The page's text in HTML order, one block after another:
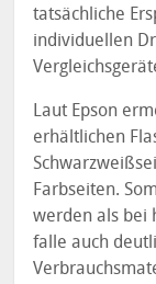
tatsächliche
individuellen
Laut Epson
erhältlichen
Farbseiten.
werden als bei
falle auch